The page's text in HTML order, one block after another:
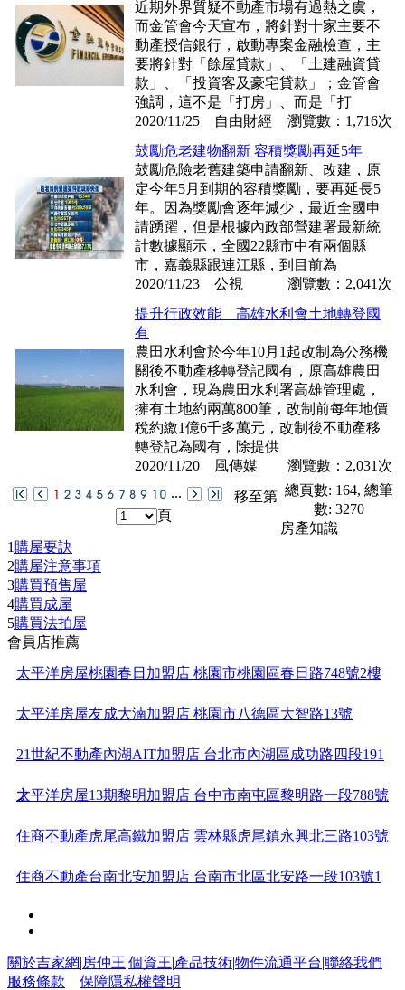
近期外界質疑不動產市場有過熱之虞，
而金管會今天宣布，將針對十家主要不
動產授信銀行，啟動專案金融檢查，主
要將針對「餘屋貸款」、「土建融資貸
款」、「投資客及豪宅貸款」；金管會
強調，這不是「打房」、而是「打
2020/11/25 自由財經
瀏覽數：1,716次
鼓勵危老建物翻新 容積獎勵再延5年
鼓勵危險老舊建築申請翻新、改建，原
定今年5月到期的容積獎勵，要再延長5
年。因為獎勵會逐年減少，最近全國申
請踴躍，但是根據內政部營建署最新統
計數據顯示，全國22縣市中有兩個縣
市，嘉義縣跟連江縣，到目前為
2020/11/23 公視
瀏覽數：2,041次
提升行政效能 高雄水利會土地轉登國
有
農田水利會於今年10月1起改制為公務機
關後不動產移轉登記國有，原高雄農田
水利會，現為農田水利署高雄管理處，
擁有土地約兩萬800筆，改制前每年地價
稅約繳1億6千多萬元，改制後不動產移
轉登記為國有，除提供
2020/11/20 風傳媒
瀏覽數：2,031次
移至第
頁
總頁數: 164, 總筆
數: 3270
房產知識
1 購屋要訣
2購屋注意事項
3購買預售屋
4購買成屋
5購買法拍屋
會員店推薦
太平洋房屋桃園春日加盟店 桃園市桃園區春日路748號2樓
太平洋房屋友成大湳加盟店 桃園市八德區大智路13號
21世紀不動產內湖AIT加盟店 台北市內湖區成功路四段191
之
太平洋房屋13期黎明加盟店 台中市南屯區黎明路一段788號
住商不動產虎尾高鐵加盟店 雲林縣虎尾鎮永興北三路103號
住商不動產台南北安加盟店 台南市北區北安路一段103號1
21世紀不動產台東傳廣加盟店 台東縣台東市傳廣路475號
太平洋房屋商用不動產加盟店 台北市中山區臺北市南京東
關於吉家網|房仲王|個資王|產品技術|物件流通平台|聯絡我們
服務條款
保障隱私權聲明